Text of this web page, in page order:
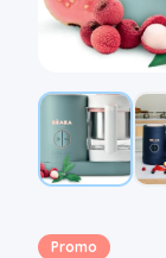
Promo